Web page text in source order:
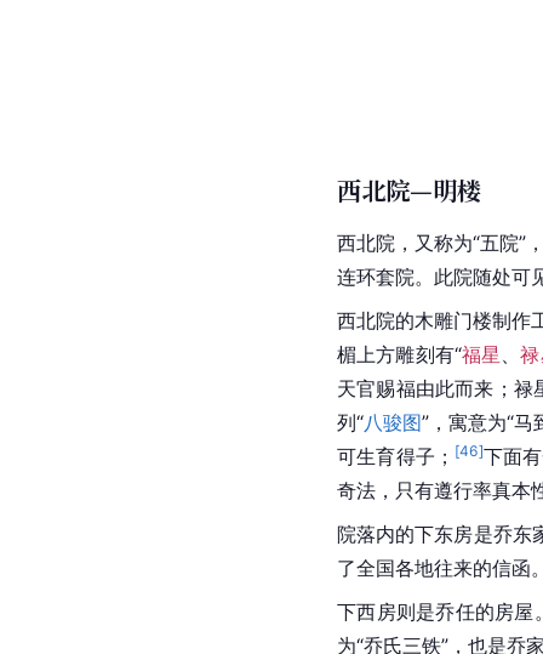
西北院—明楼
西北院，又称为“五院”
连环套院。此院随处可
西北院的木雕门楼制作
楣上方雕刻有“福星 、
天官赐福由此而来；禄
列“八骏图”，寓意为“
可生育得子； [46]下面
奇法，只有遵行率真本
院落内的下东房是乔东
了全国各地往来的信函
下西房则是乔任的房屋
为“乔氏三铁”，也是乔